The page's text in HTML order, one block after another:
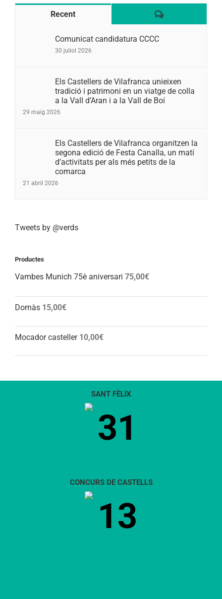
Recent Comentaris
Comunicat candidatura CCCC
30 juliol 2026
Els Castellers de Vilafranca unieixen
tradició i patrimoni en un viatge de colla
a la Vall d’Aran i a la Vall de Boí
29 maig 2026
Els Castellers de Vilafranca organitzen la
segona edició de Festa Canalla, un matí
d’activitats per als més petits de la
comarca
21 abril 2026
Tweets by @verds
Productes
Vambes Munich 75è aniversari 75,00€
Domàs 15,00€
Mocador casteller 10,00€
SANT FÈLIX
31
CONCURS DE CASTELLS
13